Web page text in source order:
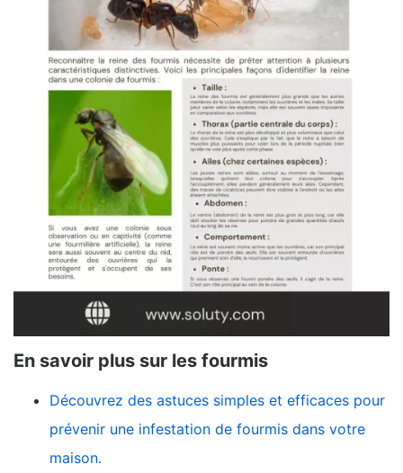
En savoir plus sur les fourmis
Découvrez des astuces simples et efficaces pour
prévenir une infestation de fourmis dans votre
maison.